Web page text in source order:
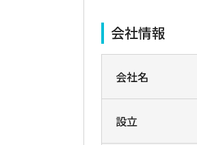
会社情報
会社名
設立